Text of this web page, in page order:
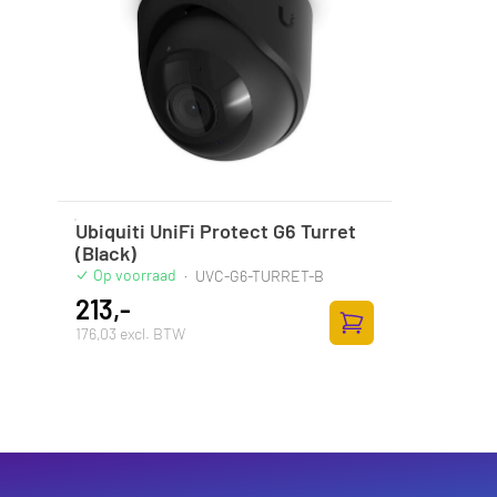
Ubiquiti UniFi Protect G6 Turret
(Black)
Op voorraad · UVC-G6-TURRET-B
213,-
176,03 excl. BTW
Zum Warenkorb